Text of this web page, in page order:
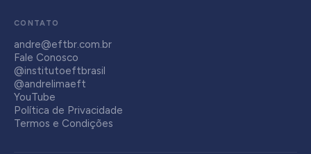
CONTATO
andre@eftbr.com.br
Fale Conosco
@institutoeftbrasil
@andrelimaeft
YouTube
Política de Privacidade
Termos e Condições